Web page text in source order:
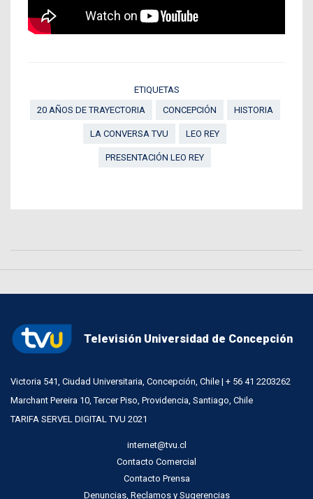
ETIQUETAS
20 AÑOS DE TRAYECTORIA
CONCEPCIÓN HISTORIA
LA CONVERSA TVU LEO REY
PRESENTACIÓN LEO REY
Televisión Universidad de Concepción
Victoria 541, Ciudad Universitaria, Concepción, Chile | + 56 41 2203262
Marchant Pereira 10, Tercer Piso, Providencia, Santiago, Chile
TARIFA SERVEL DIGITAL TVU 2021
internet@tvu.cl
Contacto Comercial
Contacto Prensa
Denuncias, Reclamos y Sugerencias